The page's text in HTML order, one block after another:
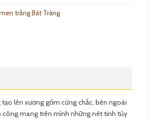
trắng Bát Tràng
lên xương gốm cứng chắc, bên ngoài
công mang trên mình những nét tinh túy